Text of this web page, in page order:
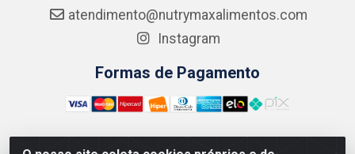
atendimento@nutrymaxalimentos.com
Instagram
Formas de Pagamento